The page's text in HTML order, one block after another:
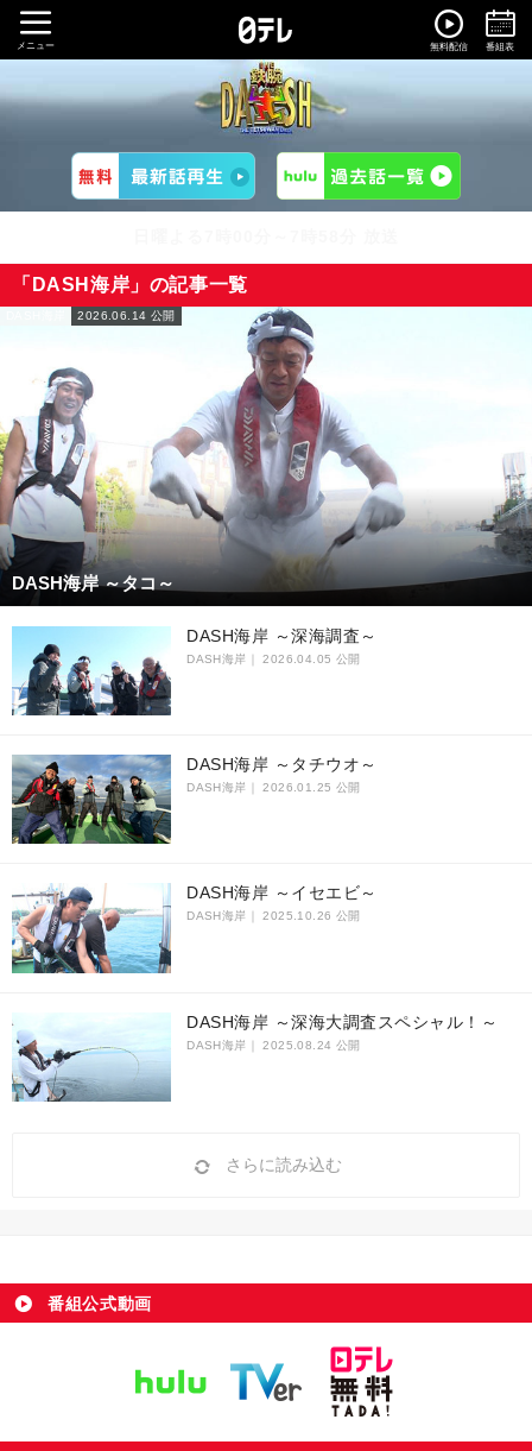
メニュー 無料配信 番組表
「DASH海岸」の記事一覧
DASH海岸 ～タコ～
2026.06.14 公開
DASH海岸 ～深海調査～
DASH海岸｜ 2026.04.05 公開
DASH海岸 ～タチウオ～
DASH海岸｜ 2026.01.25 公開
DASH海岸 ～イセエビ～
DASH海岸｜ 2025.10.26 公開
DASH海岸 ～深海大調査スペシャル！～
DASH海岸｜ 2025.08.24 公開
さらに読み込む
番組公式動画